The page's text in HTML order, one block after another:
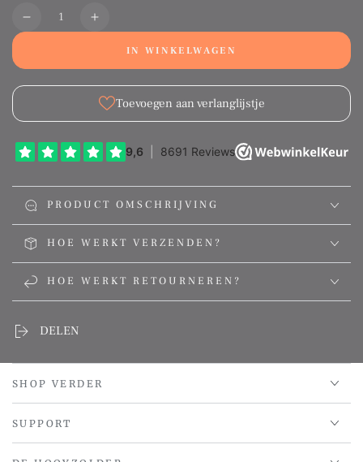
Aantal
Translation
nl.products.product.quantity.decrease
Translation
nl.products.product.quantity.increase
IN WINKELWAGEN
Toevoegen aan verlanglijstje
PRODUCT OMSCHRIJVING
HOE WERKT VERZENDEN?
HOE WERKT RETOURNEREN?
DELEN
SHOP VERDER
SUPPORT